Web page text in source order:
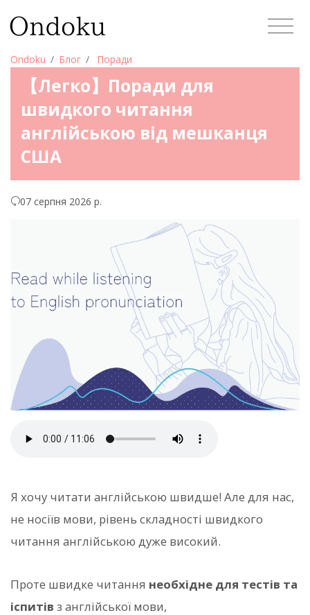
Ondoku Блог Поради
【Легко】Поради для
швидкого читання
англійською від мешканця
США
07 серпня 2026 р.
Я хочу читати англійською швидше! Але для нас,
не носіїв мови, рівень складності швидкого
читання англійською дуже високий.
Проте швидке читання необхідне для тестів та
іспитів з англійської мови,